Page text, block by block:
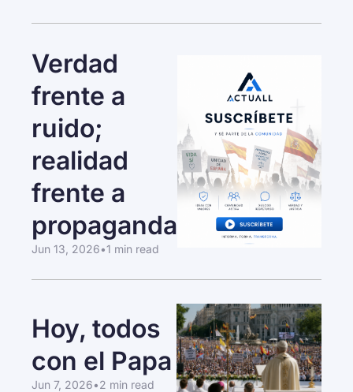
Verdad
frente a
ruido;
realidad
frente a
propaganda
Jun 13, 2026•1 min read
Hoy, todos
con el Papa
Jun 7, 2026•2 min read